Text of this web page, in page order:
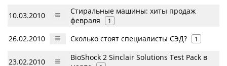
10.03.2010
Стиральные машины: хиты продаж
февраля
1
26.02.2010 Сколько стоят специалисты СЭД? 1
23.02.2010
BioShock 2 Sinclair Solutions Test Pack в